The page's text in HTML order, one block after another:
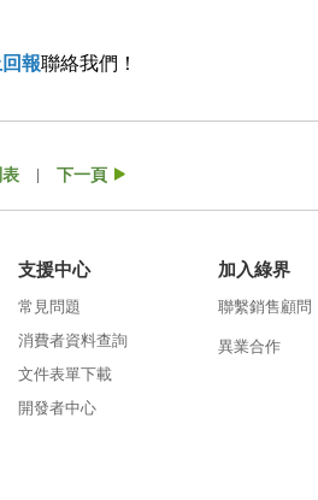
報聯絡我們！
表 下一頁
支援中心
常見問題
消費者資料查詢
文件表單下載
開發者中心
加入綠界
聯繫銷售顧問
異業合作